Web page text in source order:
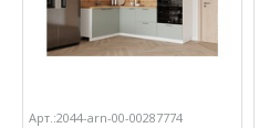
Арт.:2044-arn-00-00287774